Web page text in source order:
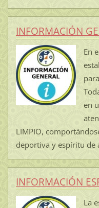
INFORMACIÓN
En
en
LIMPIO,
deportiva y espíritu de
INFORMACIÓN
La